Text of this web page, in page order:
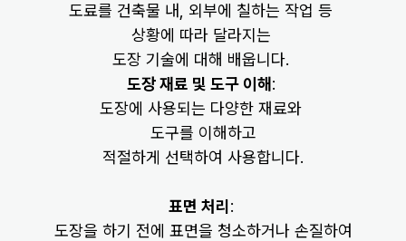
다양한 경험을 쌓다가
10개월 만에 건축 도장으로 옮기며
일당은 20만 원까지 올랐어요
※ 실제 오지민 대표의 사례이며 해당 업종의 평균 수익을 의미하지
않습니다.
도료를 건축물 내, 외부에 칠하는 작업 등
상황에 따라 달라지는
도장 기술에 대해 배웁니다.
도장 재료 및 도구 이해:
도장에 사용되는 다양한 재료와
도구를 이해하고
적절하게 선택하여 사용합니다.
표면 처리:
도장을 하기 전에 표면을 청소하거나 손질하여